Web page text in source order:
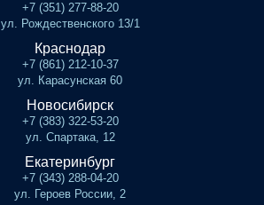
+7 (351) 277-88-20
ул. Рождественского 13/1
Краснодар
+7 (861) 212-10-37
ул. Карасунская 60
Новосибирск
+7 (383) 322-53-20
ул. Спартака, 12
Екатеринбург
+7 (343) 288-04-20
ул. Героев России, 2